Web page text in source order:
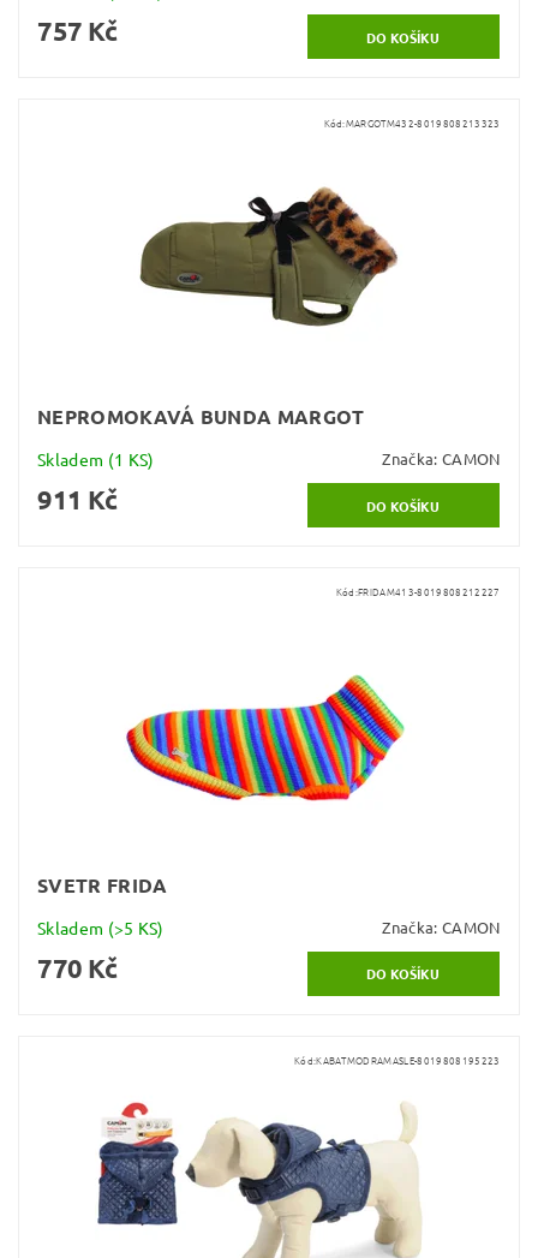
757 Kč
Kód:MARGOTM432-8019808213323
NEPROMOKAVÁ BUNDA MARGOT
Skladem (1 KS) Značka: CAMON
911 Kč
Kód:FRIDAM413-8019808212227
SVETR FRIDA
Skladem (>5 KS) Značka: CAMON
770 Kč
Kód:KABATMODRAMASLE-8019808195223